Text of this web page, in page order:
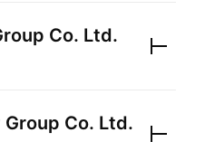
Co. Ltd.
Co. Ltd.